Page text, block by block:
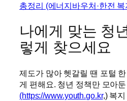
총정리 (에너지바우처·한전
나에게 맞는 청
렇게 찾으세요
제도가 많아 헷갈릴 땐 포털
게 편해요. 청년 정책만 모아둔
(https://www.youth.go.kr,) 복